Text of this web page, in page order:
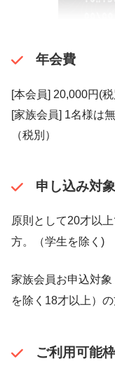
年会費
[本会員] 20,000円(
[家族会員] 1名様は
（税別）
申し込み対象
原則として20才以
方。（学生を除く)
家族会員お申込対
を除く18才以上）の
ご利用可能枠